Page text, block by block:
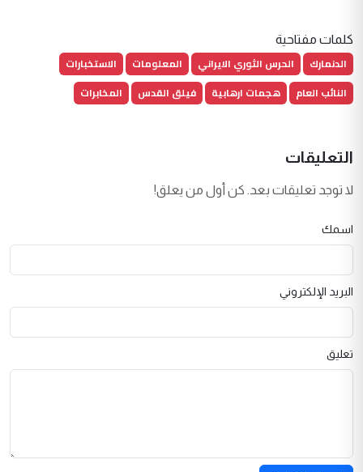
كلمات مفتاحية
الدنمارك الحرس الثوري الايراني المعلومات
الاستخبارات
النائب العام
هجمات ارهابية فيلق القدس المخابرات
التعليقات
لا توجد تعليقات بعد. كن أول من يعلق!
اسمك
البريد الإلكتروني
تعليق